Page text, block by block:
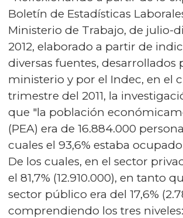
Boletín de Estadísticas
Ministerio de Trabajo, de julio-
2012, elaborado a partir de
diversas fuentes, desarrollados
ministerio y por el Indec, en el
trimestre del 2011, la
que "la población
(PEA) era de 16.884.000
cuales el 93,6% estaba ocupado
De los cuales, en el sector
el 81,7% (12.910.000), en tanto
sector público era del 17,6%
comprendiendo los tres